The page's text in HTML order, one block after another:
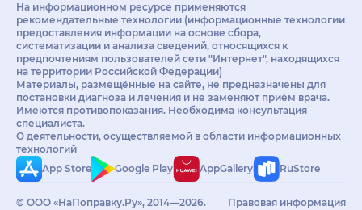
На информационном ресурсе применяются
рекомендательные технологии (информационные технологии
предоставления информации на основе сбора,
систематизации и анализа сведений, относящихся к
предпочтениям пользователей сети "Интернет", находящихся
на территории Российской Федерации)
Материалы, размещённые на сайте, не предназначены для
постановки диагноза и лечения и не заменяют приём врача.
Имеются противопоказания. Необходима консультация
специалиста.
О деятельности, осуществляемой в области информационных
технологий
App Store
Google Play AppGallery RuStore
© ООО «НаПоправку.Ру», 2014—2026.
Правовая информация